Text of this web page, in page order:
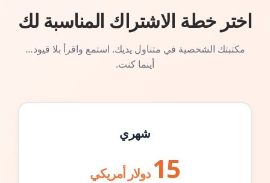
اختر خطة الاشتراك المناسبة لك
مكتبتك الشخصية في متناول يديك. استمع واقرأ بلا قيود…
أينما كنت.
شهري
15 دولار أمريكي